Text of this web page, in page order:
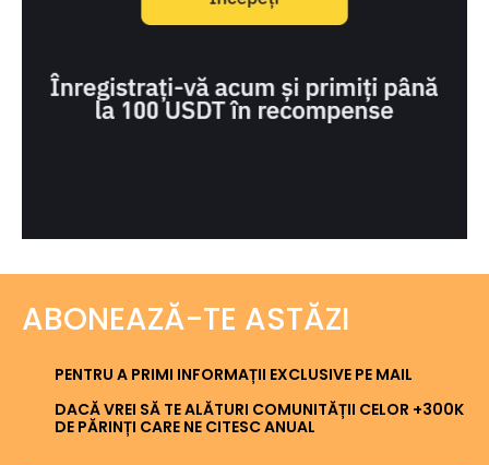
ABONEAZĂ-TE ASTĂZI
PENTRU A PRIMI INFORMAȚII EXCLUSIVE PE MAIL
DACĂ VREI SĂ TE ALĂTURI COMUNITĂȚII CELOR +300K
DE PĂRINȚI CARE NE CITESC ANUAL